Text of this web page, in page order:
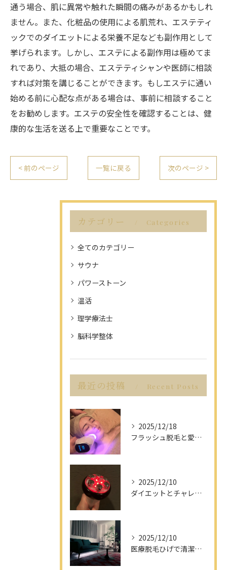
通う場合、肌に異常や触れた瞬間の痛みがあるかもしれ
ません。また、化粧品の使用による肌荒れ、エステティ
ックでのダイエットによる栄養不足なども副作用として
挙げられます。しかし、エステによる副作用は極めてま
れであり、大抵の場合、エステティシャンや医師に相談
すれば対策を講じることができます。もしエステに通い
始める前に心配な点がある場合は、事前に相談すること
をお勧めします。エステの安全性を確認することは、健
康的な生活を送る上で重要なことです。
< 前のページ 一覧に戻る 次のページ >
カテゴリー Categories
全てのカテゴリー
サウナ
パワーストーン
温活
理学療法士
脳科学整体
最近の投稿 Recent Posts
2025/12/18
フラッシュ脱毛と愛知県名古屋市の最新脱毛事情で理想の美肌を目指す方法
2025/12/10
ダイエットとチャレンジを愛知県名古屋市で楽しみながら成功させるポイント解説
2025/12/10
医療脱毛ひげで清潔感アップを目指す男性へ愛知県名古屋市のヒゲ脱毛で選ぶべきポイント